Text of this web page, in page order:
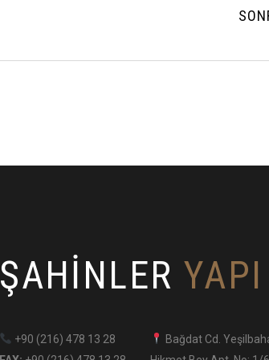
ŞAHINLER YAPI
+90 (216) 478 13 28
Bağdat Cd.